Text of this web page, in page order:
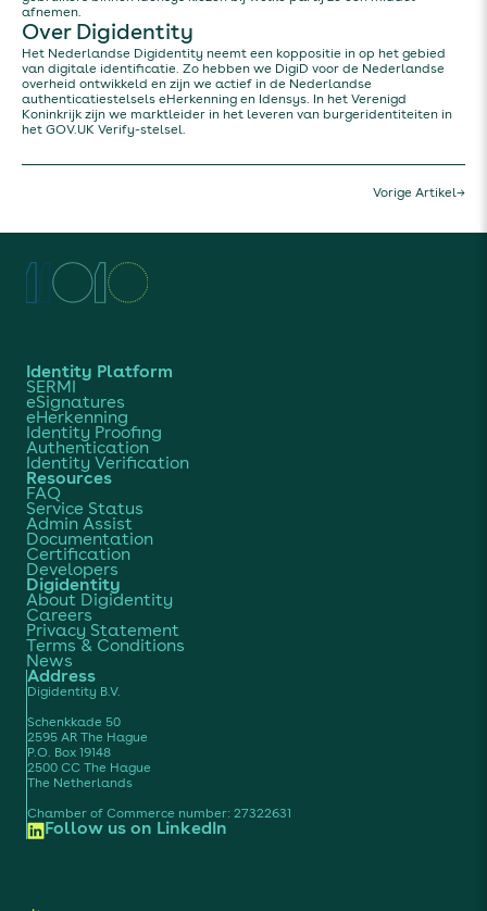
afnemen.
Over Digidentity
Het Nederlandse Digidentity neemt een koppositie in op het gebied
van digitale identificatie. Zo hebben we DigiD voor de Nederlandse
overheid ontwikkeld en zijn we actief in de Nederlandse
authenticatiestelsels eHerkenning en Idensys. In het Verenigd
Koninkrijk zijn we marktleider in het leveren van burgeridentiteiten in
het GOV.UK Verify-stelsel.
Vorige Artikel→
Identity Platform
SERMI
eSignatures
eHerkenning
Identity Proofing
Authentication
Identity Verification
Resources
FAQ
Service Status
Admin Assist
Documentation
Certification
Developers
Digidentity
About Digidentity
Careers
Privacy Statement
Terms & Conditions
News
Address
Digidentity B.V.
Schenkkade 50
2595 AR The Hague
P.O. Box 19148
2500 CC The Hague
The Netherlands
Chamber of Commerce number: 27322631
Follow us on LinkedIn